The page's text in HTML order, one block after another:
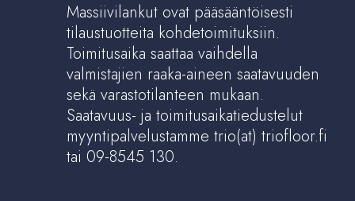
Massiivilankut ovat pääsääntöisesti
tilaustuotteita kohdetoimituksiin.
Toimitusaika saattaa vaihdella
valmistajien raaka-aineen saatavuuden
sekä varastotilanteen mukaan.
Saatavuus- ja toimitusaikatiedustelut
myyntipalvelustamme trio(at) triofloor.fi
tai 09-8545 130.